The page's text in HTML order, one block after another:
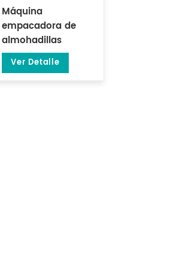
Máquina
empacadora de
almohadillas
redondas de filtro
de papel con bolsa
Ver Detalle